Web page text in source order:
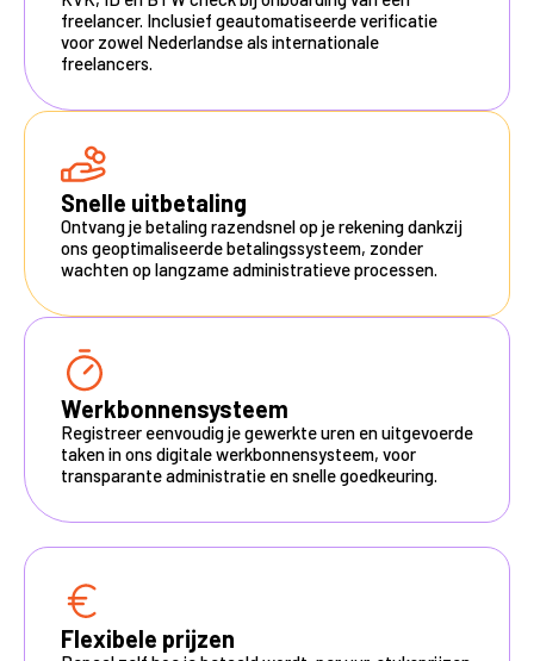
freelancer. Inclusief geautomatiseerde verificatie
voor zowel Nederlandse als internationale
freelancers.
Snelle uitbetaling
Ontvang je betaling razendsnel op je rekening dankzij
ons geoptimaliseerde betalingssysteem, zonder
wachten op langzame administratieve processen.
Werkbonnensysteem
Registreer eenvoudig je gewerkte uren en uitgevoerde
taken in ons digitale werkbonnensysteem, voor
transparante administratie en snelle goedkeuring.
Flexibele prijzen